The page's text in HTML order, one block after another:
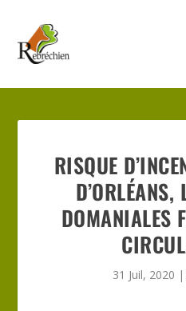
RISQUE
D’ORLÉANS,
DOMANIALES
31 Juil, 2020 |